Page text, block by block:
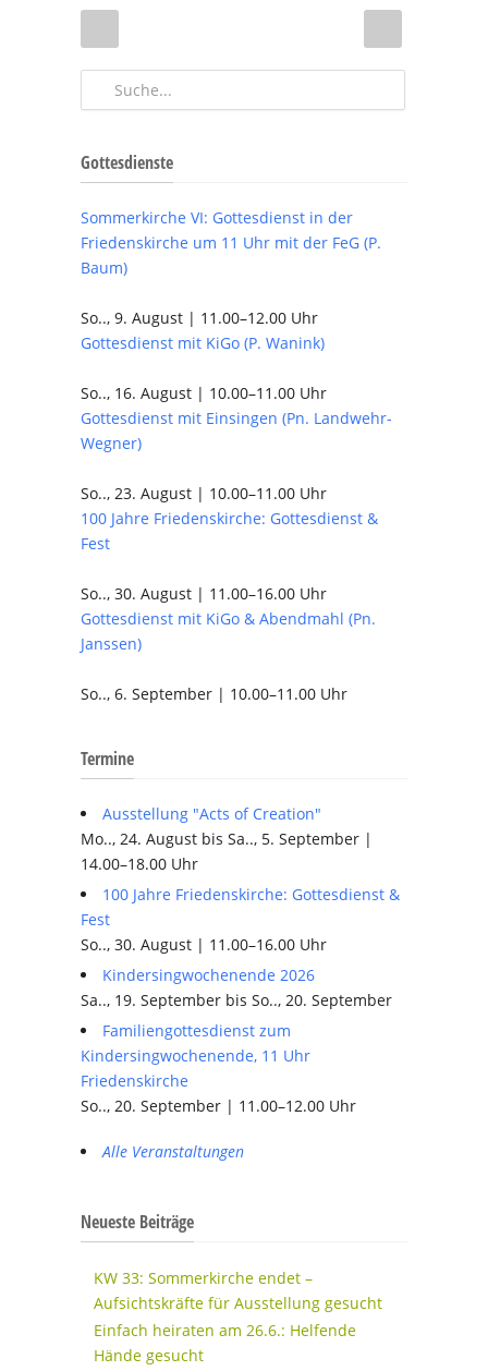
Gottesdienste
Sommerkirche VI: Gottesdienst in der
Friedenskirche um 11 Uhr mit der FeG (P.
Baum)
So.., 9. August | 11.00–12.00 Uhr
Gottesdienst mit KiGo (P. Wanink)
So.., 16. August | 10.00–11.00 Uhr
Gottesdienst mit Einsingen (Pn. Landwehr-
Wegner)
So.., 23. August | 10.00–11.00 Uhr
100 Jahre Friedenskirche: Gottesdienst &
Fest
So.., 30. August | 11.00–16.00 Uhr
Gottesdienst mit KiGo & Abendmahl (Pn.
Janssen)
So.., 6. September | 10.00–11.00 Uhr
Termine
Ausstellung "Acts of Creation"
Mo.., 24. August bis Sa.., 5. September |
14.00–18.00 Uhr
100 Jahre Friedenskirche: Gottesdienst &
Fest
So.., 30. August | 11.00–16.00 Uhr
Kindersingwochenende 2026
Sa.., 19. September bis So.., 20. September
Familiengottesdienst zum
Kindersingwochenende, 11 Uhr
Friedenskirche
So.., 20. September | 11.00–12.00 Uhr
Alle Veranstaltungen
Neueste Beiträge
KW 33: Sommerkirche endet –
Aufsichtskräfte für Ausstellung gesucht
Einfach heiraten am 26.6.: Helfende
Hände gesucht